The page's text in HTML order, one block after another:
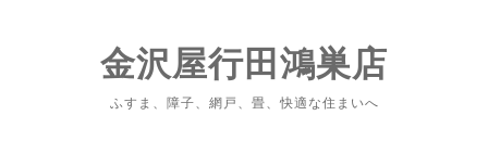
金沢屋行田鴻巣店
ふすま、障子、網戸、畳、快適な住まいへ